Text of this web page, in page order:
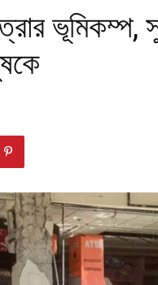
ভূমিকম্প,